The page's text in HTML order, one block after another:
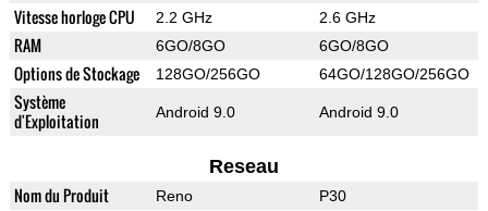
Vitesse horloge CPU 2.2 GHz 2.6 GHz
RAM 6GO/8GO 6GO/8GO
Options de Stockage 128GO/256GO 64GO/128GO/256GO
Système
d'Exploitation
Android 9.0 Android 9.0
Reseau
Nom du Produit Reno P30